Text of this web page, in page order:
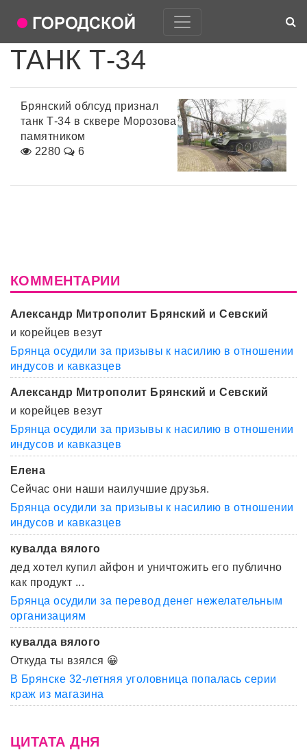
ТАНК Т-34
Брянский облсуд признал
танк Т-34 в сквере Морозова
памятником
2280
6
КОММЕНТАРИИ
Александр Митрополит Брянский и Севский
и корейцев везут
Брянца осудили за призывы к насилию в отношении
индусов и кавказцев
Александр Митрополит Брянский и Севский
и корейцев везут
Брянца осудили за призывы к насилию в отношении
индусов и кавказцев
Елена
Сейчас они наши наилучшие друзья.
Брянца осудили за призывы к насилию в отношении
индусов и кавказцев
кувалда вялого
дед хотел купил айфон и уничтожить его публично
как продукт ...
Брянца осудили за перевод денег нежелательным
организациям
кувалда вялого
Откуда ты взялся 😀
В Брянске 32-летняя уголовница попалась серии
краж из магазина
ЦИТАТА ДНЯ